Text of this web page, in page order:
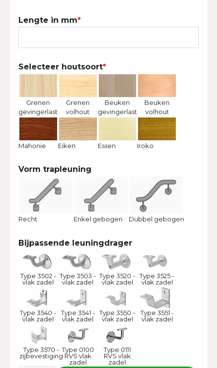
*
Lengte in mm
*
Selecteer houtsoort
Grenen
gevingerlast
Grenen
volhout
Beuken
gevingerlast
Beuken
volhout
Mahonie Eiken Essen Iroko
Vorm trapleuning
Recht Enkel gebogen Dubbel gebogen
Bijpassende leuningdrager
Type 3502 -
vlak zadel
Type 3503 -
vlak zadel
Type 3520 -
vlak zadel
Type 3525 -
vlak zadel
Type 3540 -
vlak zadel
Type 3541 -
vlak zadel
Type 3550 -
vlak zadel
Type 3551 -
vlak zadel
Type 3570 -
zijbevestiging
Type 0100
RVS vlak
zadel
Type 0111
RVS vlak
zadel